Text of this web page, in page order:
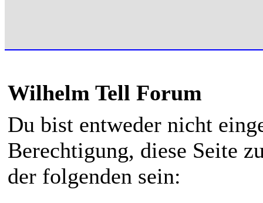
Wilhelm Tell Forum
Du bist entweder nicht
Berechtigung, diese Seite
der folgenden sein: